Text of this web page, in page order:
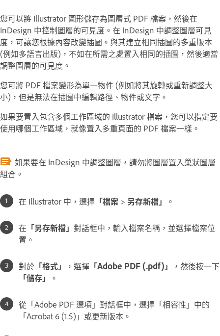
您可以將 Illustrator 圖形儲存為圖層式 PDF 檔案，然後在
InDesign 中控制圖層的可見度。在 InDesign 中調整圖層可見
度，可讓您根據內容改變插圖。與其建立相同插圖的多重版本
(例如多語言出版)，不如在所需之處置入相同的插圖，然後適當
調整圖層的可見度。
您可將 PDF 檔案變形為單一物件 (例如將其旋轉或重新調整大
小)，但是無法在插圖中編輯路徑、物件或文字。
如果要置入包含多個工作區域的 Illustrator 檔案，您可以指定要
使用哪個工作區域，就像置入多重頁面的 PDF 檔案一樣。
如果要在 InDesign 中調整圖層，請勿將圖層置入巢狀圖層
組合。
在 Illustrator 中，選擇 「檔案 > 另存新檔」 。
在 「另存新檔」 對話框中，輸入檔案名稱，並選擇檔案位
置。
對於 「格式」 ，選擇 「Adobe PDF (.pdf)」
，然後按一下
「儲存」
。
從「Adobe PDF 選項」對話框中，選擇「相容性」中的
「Acrobat 6 (1.5)」或更新版本。